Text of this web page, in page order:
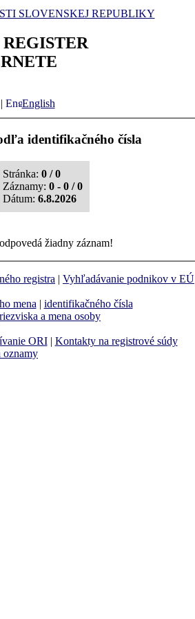
SLOVENSKEJ REPUBLIKY
English
identifikačného čísla
Stránka: 0 / 0
Záznamy: 0 - 0 / 0
Dátum: 6.8.2026
žiadny záznam!
registra | Vyhľadávanie podnikov v EÚ
mena| identifikačného čísla
a mena osoby
ORI| Kontakty na registrové súdy